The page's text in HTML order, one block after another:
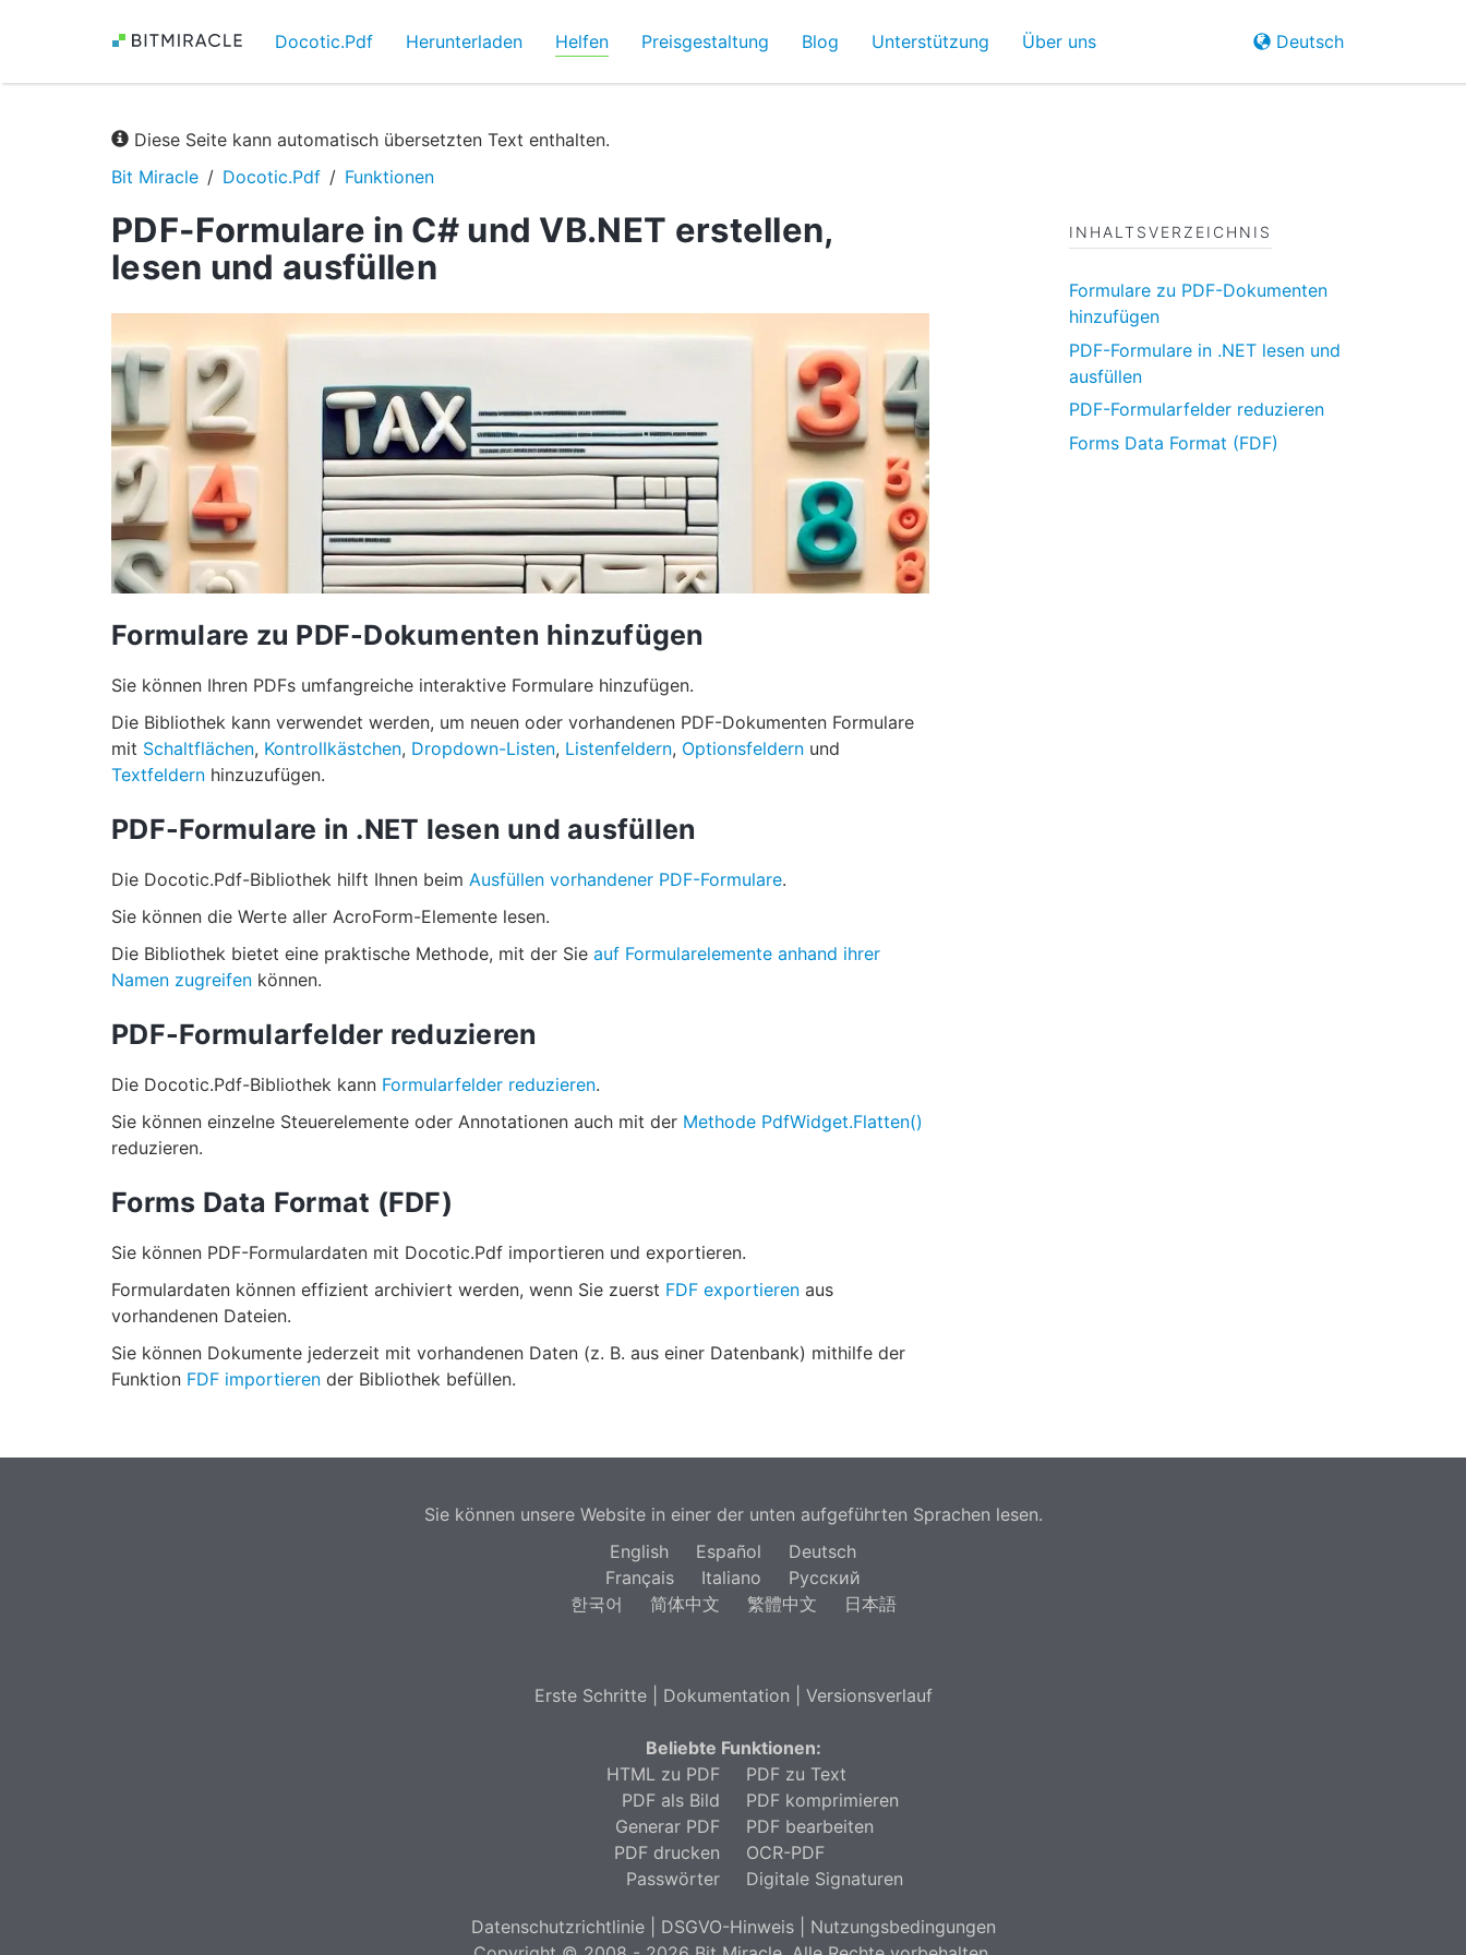
Deutsch
Docotic.Pdf Herunterladen Helfen Preisgestaltung Blog Unterstützung Über uns
Diese Seite kann automatisch übersetzten Text enthalten.
Bit Miracle
Docotic.Pdf Funktionen
PDF-Formulare in C# und VB.NET erstellen,
lesen und ausfüllen
Formulare zu PDF-Dokumenten hinzufügen
Sie können Ihren PDFs umfangreiche interaktive Formulare hinzufügen.
Die Bibliothek kann verwendet werden, um neuen oder vorhandenen PDF-Dokumenten Formulare
mit Schaltflächen, Kontrollkästchen, Dropdown-Listen, Listenfeldern, Optionsfeldern und
Textfeldern hinzuzufügen.
PDF-Formulare in .NET lesen und ausfüllen
Die Docotic.Pdf-Bibliothek hilft Ihnen beim Ausfüllen vorhandener PDF-Formulare.
Sie können die Werte aller AcroForm-Elemente lesen.
Die Bibliothek bietet eine praktische Methode, mit der Sie auf Formularelemente anhand ihrer
Namen zugreifen können.
PDF-Formularfelder reduzieren
Die Docotic.Pdf-Bibliothek kann Formularfelder reduzieren.
Sie können einzelne Steuerelemente oder Annotationen auch mit der Methode PdfWidget.Flatten()
reduzieren.
Forms Data Format (FDF)
Sie können PDF-Formulardaten mit Docotic.Pdf importieren und exportieren.
Formulardaten können effizient archiviert werden, wenn Sie zuerst FDF exportieren aus
vorhandenen Dateien.
Sie können Dokumente jederzeit mit vorhandenen Daten (z. B. aus einer Datenbank) mithilfe der
Funktion FDF importieren der Bibliothek befüllen.
INHALTSVERZEICHNIS
Formulare zu PDF-Dokumenten
hinzufügen
PDF-Formulare in .NET lesen und
ausfüllen
PDF-Formularfelder reduzieren
Forms Data Format (FDF)
Sie können unsere Website in einer der unten aufgeführten Sprachen lesen.
English
Español
Deutsch
Français
Italiano
Русский
한국어
简体中文 繁體中文 日本語
Erste Schritte| Dokumentation Versionsverlauf
Beliebte Funktionen:
HTML zu PDF
PDF als Bild
Generar PDF
PDF drucken
Passwörter
PDF zu Text
PDF komprimieren
PDF bearbeiten
OCR-PDF
Digitale Signaturen
Datenschutzrichtlinie| DSGVO-Hinweis| Nutzungsbedingungen